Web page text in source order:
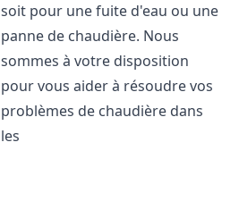
soit pour une fuite d'eau ou une
panne de chaudière. Nous
sommes à votre disposition
pour vous aider à résoudre vos
problèmes de chaudière dans
les